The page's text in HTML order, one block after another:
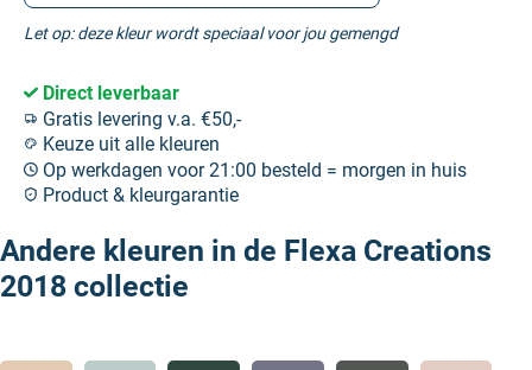
Let op: deze kleur wordt speciaal voor jou gemengd
Direct leverbaar
Gratis levering v.a. €50,-
Keuze uit alle kleuren
Op werkdagen voor 21:00 besteld = morgen in huis
Product & kleurgarantie
Andere kleuren in de Flexa Creations
2018 collectie